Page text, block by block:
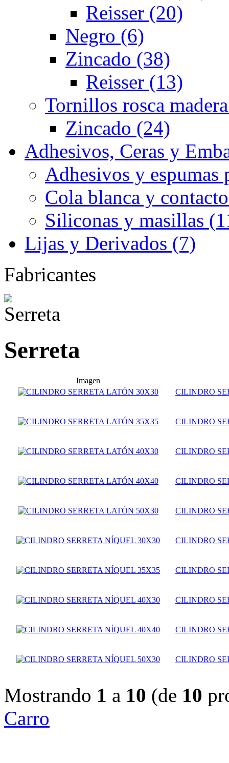
Reisser (20)
Negro (6)
Zincado (38)
Reisser (13)
Tornillos rosca
Zincado (24)
Adhesivos, Ceras y
Adhesivos y
Cola blanca y
Siliconas y masillas
Lijas y Derivados (7)
Fabricantes
Serreta
Imagen
CILINDRO
CILINDRO
CILINDRO
CILINDRO
CILINDRO
CILINDRO
CILINDRO
CILINDRO
CILINDRO
CILINDRO
Mostrando 1 a 10 (de 10
Carro